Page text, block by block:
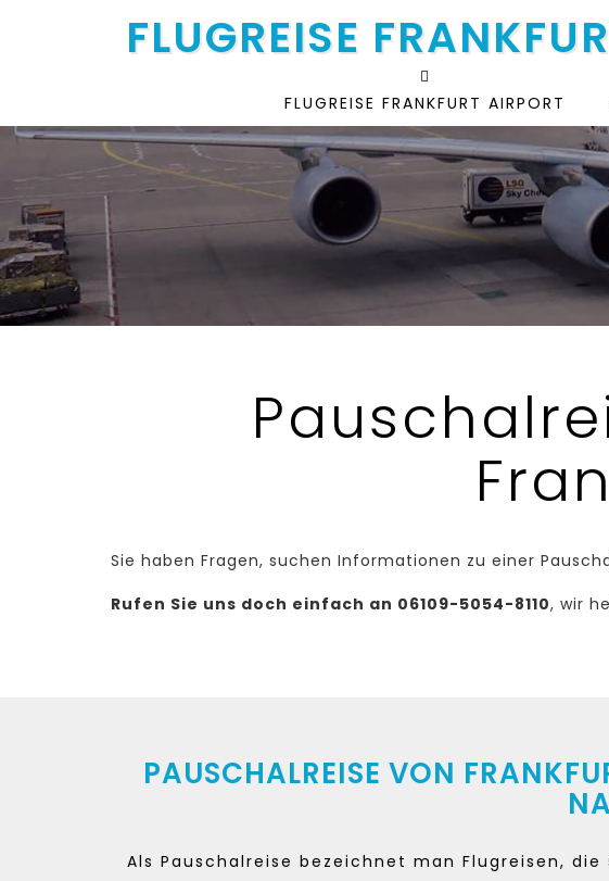
FLUGREISE
FLUGREISE FRANKFURT AIRPORT
Sie haben Fragen, suchen Informationen zu einer
Rufen Sie uns doch einfach an 06109-5054-8110, wir
PAUSCHALREISE VON
Als Pauschalreise bezeichnet man Flugreisen, die